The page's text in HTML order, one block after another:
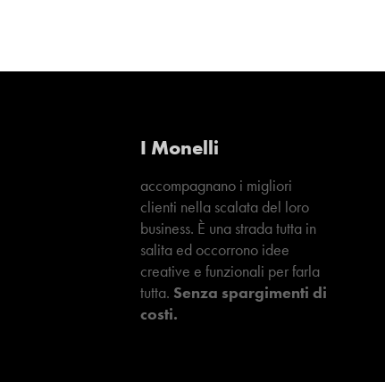
I Monelli
accompagnano i migliori
clienti nella scalata del loro
business. È una strada tutta in
salita ed occorrono idee
creative e funzionali per farla
tutta. Senza spargimenti di
costi.